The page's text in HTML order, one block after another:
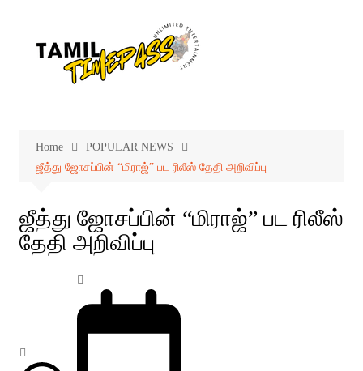
Home
POPULAR NEWS
ஜீத்து ஜோசப்பின் “மிராஜ்” பட ரிலீஸ் தேதி அறிவிப்பு
ஜீத்து ஜோசப்பின் “மிராஜ்” பட ரிலீஸ்
தேதி அறிவிப்பு